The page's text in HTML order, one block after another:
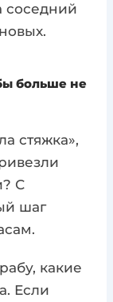
соседний
больше не
стяжка»,
С
шаг
какие
Если